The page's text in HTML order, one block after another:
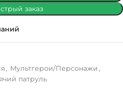
заказ
, Мультгерои/Персонажи ,
патруль